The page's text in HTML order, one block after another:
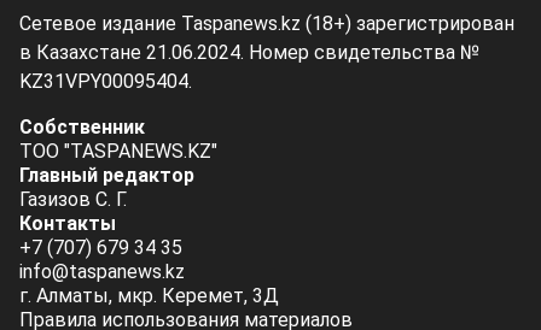
Сетевое издание Taspanews.kz (18+) зарегистрирован
в Казахстане 21.06.2024. Номер свидетельства №
KZ31VPY00095404.
Собственник
ТОО "TASPANEWS.KZ"
Главный редактор
Газизов С. Г.
Контакты
+7 (707) 679 34 35
info@taspanews.kz
г. Алматы, мкр. Керемет, 3Д
Правила использования материалов